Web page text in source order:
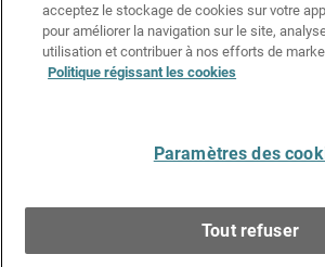
acceptez le stockage de cookies sur votre
pour améliorer la navigation sur le site,
utilisation et contribuer à nos efforts de
Politique régissant les cookies
Paramètres des
Tout refuser